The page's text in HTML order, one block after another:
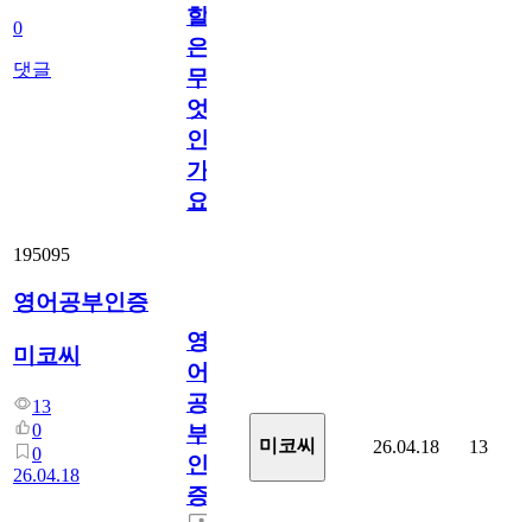
0
댓글
할
은
무
엇
인
가
요?
195095
영어공부인증
미코씨
13
0
0
26.04.18
영
어
공
부
인
증
미코씨 26.04.18 13